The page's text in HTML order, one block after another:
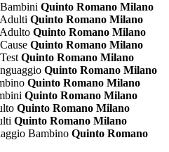
Quinto Romano Milano
Quinto Romano Milano
Quinto Romano Milano
Quinto Romano Milano
Quinto Romano Milano
Quinto Romano Milano
Quinto Romano Milano
Quinto Romano Milano
Quinto Romano Milano
Quinto Romano Milano
Bambino Quinto Romano